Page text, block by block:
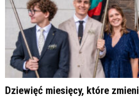
Dziewięć miesięcy, które